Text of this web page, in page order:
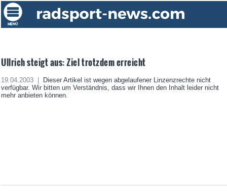
Ullrich steigt aus: Ziel trotzdem erreicht
19.04.2003 |
Dieser Artikel ist wegen abgelaufener Linzenzrechte nicht
verfügbar. Wir bitten um Verständnis, dass wir Ihnen den Inhalt leider nicht
mehr anbieten können.